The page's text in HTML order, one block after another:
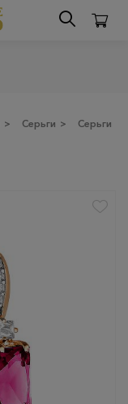
> Серьги >
Серьги